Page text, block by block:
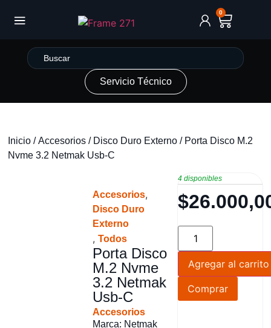
0
Servicio Técnico
Inicio /Accesorios / Disco Duro Externo / Porta Disco M.2
Nvme 3.2 Netmak Usb-C
Accesorios,
Disco Duro
Externo
, Todos
Porta Disco
M.2 Nvme
3.2 Netmak
Usb-C
Accesorios
Marca: Netmak
4 disponibles
$
Agregar al carrito
Comprar